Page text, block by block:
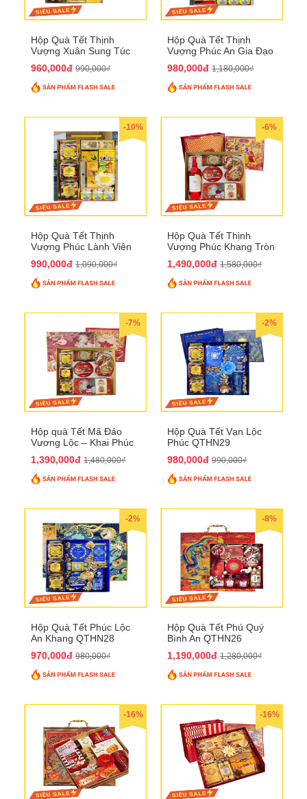
Hộp Quà Tết Thịnh
Vượng Xuân Sung Túc
960,000đ 990,000₫
Hộp Quà Tết Thịnh
Vượng Phúc An Gia Đạo
980,000đ 1,180,000₫
-10%
Hộp Quà Tết Thịnh
Vượng Phúc Lành Viên
990,000đ 1,090,000₫
-6%
Hộp Quà Tết Thịnh
Vượng Phúc Khang Tròn
1,490,000đ 1,580,000₫
-7%
Hộp quà Tết Mã Đáo
Vương Lộc – Khai Phúc
1,390,000đ 1,480,000₫
-2%
Hộp Quà Tết Vạn Lộc
Phúc QTHN29
980,000đ 990,000₫
-2%
Hộp Quà Tết Phúc Lộc
An Khang QTHN28
970,000đ 980,000₫
-8%
Hộp Quà Tết Phú Quý
Bình An QTHN26
1,190,000đ 1,280,000₫
-16% -16%